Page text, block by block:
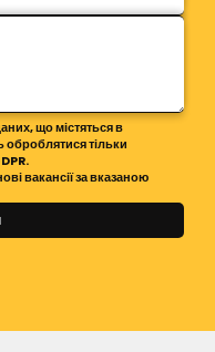
що містяться в
оброблятися тільки
вакансії за вказаною